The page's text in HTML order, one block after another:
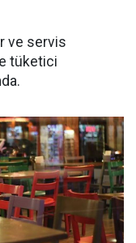
ve servis
tüketici